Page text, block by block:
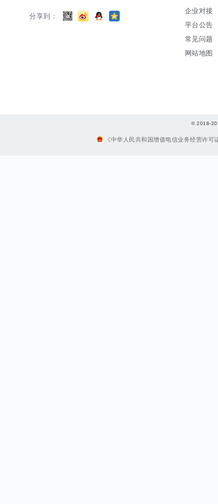
分享到：
企业对接
平台公告
常见问题
网站地图
© 2018-
《中华人民共和国增值电信业务经营许